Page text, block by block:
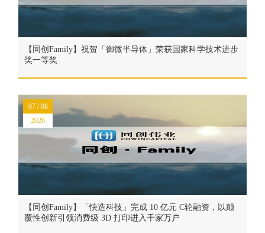
【同创Family】祝贺「御微半导体」荣获国家科学技术进步
奖一等奖
【同创Family】「快造科技」完成 10 亿元 C轮融资，以颠
覆性创新引领消费级 3D 打印进入千家万户
07 / 08
2026